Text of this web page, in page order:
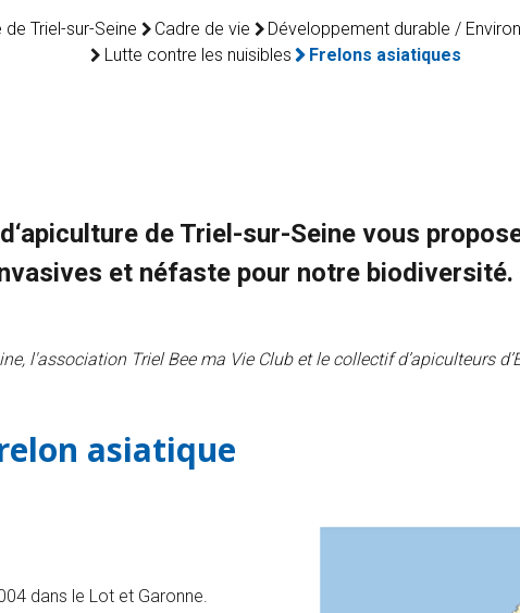
de Triel-sur-Seine Cadre de vie
Développement durable /
Lutte contre les nuisibles
Frelons asiatiques
de Triel-sur-Seine vous
et néfaste pour notre biodiversité.
l'association Triel Bee ma Vie Club et le collectif d’apiculteurs
asiatique
dans le Lot et Garonne.